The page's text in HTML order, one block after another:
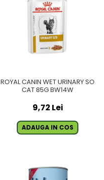
ROYAL CANIN WET URINARY SO
CAT 85G BW14W
9,72 Lei
ADAUGA IN COS